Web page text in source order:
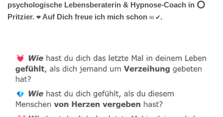
psychologische Lebensberaterin & Hypnose-Coach in ⭕
Pritzier. ❤ Auf Dich freue ich mich schon ✉ ✔.